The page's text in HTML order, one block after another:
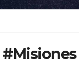
#Misiones